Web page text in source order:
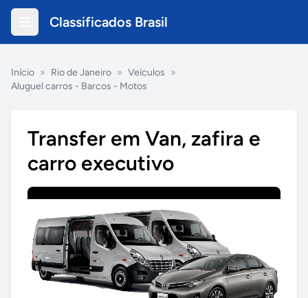
Classificados Brasil
Início » Rio de Janeiro » Veículos »
Aluguel carros - Barcos - Motos
Transfer em Van, zafira e
carro executivo